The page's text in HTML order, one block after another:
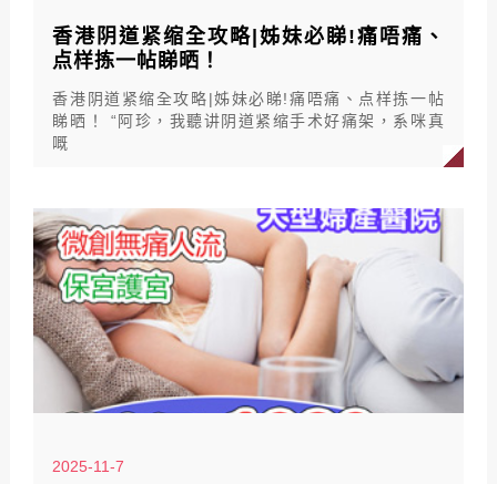
香港阴道紧缩全攻略|姊妹必睇!痛唔痛、
点样拣一帖睇晒！
香港阴道紧缩全攻略|姊妹必睇!痛唔痛、点样拣一帖
睇晒！ “阿珍，我聽讲阴道紧缩手术好痛架，系咪真
嘅
2025-11-7